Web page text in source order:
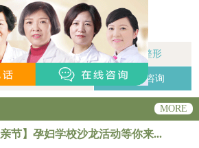
生殖感染 生殖整形
阳痿早泄 +点击咨询
MORE
亲节】孕妇学校沙龙活动等你来...